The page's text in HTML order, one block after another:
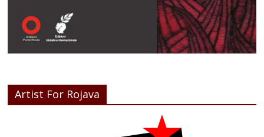
Artist For Rojava